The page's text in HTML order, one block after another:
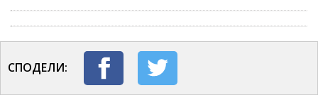
СПОДЕЛИ: